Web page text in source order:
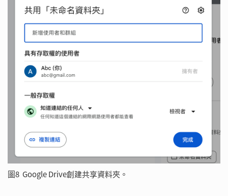
圖8 Google Drive創建共享資料夾。